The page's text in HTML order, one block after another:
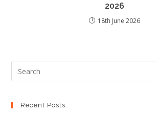
2026
18th June 2026
Recent Posts